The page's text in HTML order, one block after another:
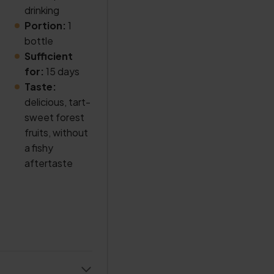
drinking
Portion: 1
bottle
Sufficient
for: 15 days
Taste:
delicious, tart-
sweet forest
fruits, without
a fishy
aftertaste